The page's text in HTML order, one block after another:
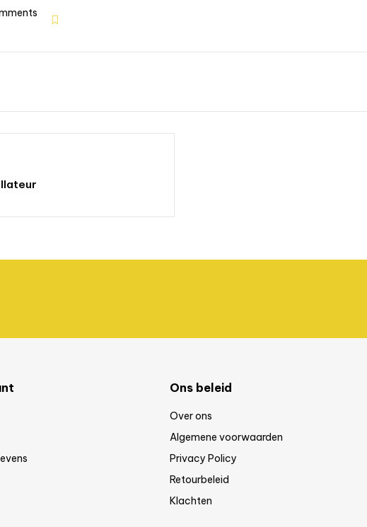
Ons beleid
Over ons
Algemene voorwaarden
Privacy Policy
Retourbeleid
Klachten